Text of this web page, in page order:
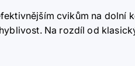
cvikům na dolní
Na rozdíl od